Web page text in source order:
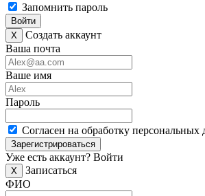
Запомнить пароль
Войти
X
Создать аккаунт
Ваша почта
Ваше имя
Пароль
Согласен на обработку персональных
Зарегистрироваться
Уже есть аккаунт? Войти
X
Записаться
ФИО